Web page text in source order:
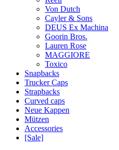
Von Dutch
Cayler & Sons
DEUS Ex Machina
Goorin Bros.
Lauren Rose
MAGGIORE
Toxico
Snapbacks
Trucker Caps
Strapbacks
Curved caps
Neue Kappen
Mützen
Accessories
[Sale]